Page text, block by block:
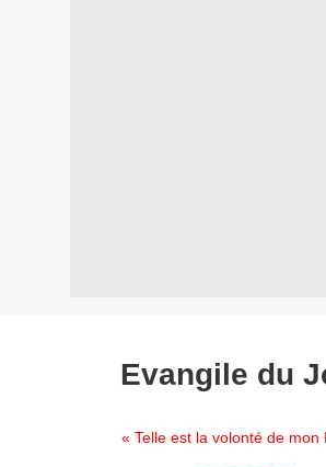
Evangile du
« Telle est la volonté de mon